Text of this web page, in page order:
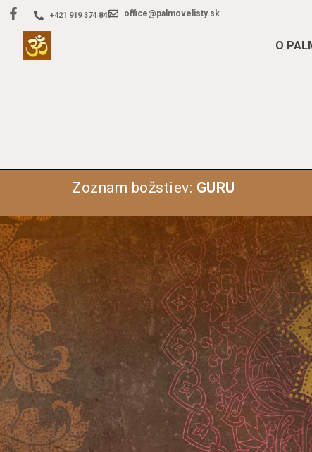
+421 919 374 847 office@palmovelisty.sk
O
Zoznam božstiev: GURU